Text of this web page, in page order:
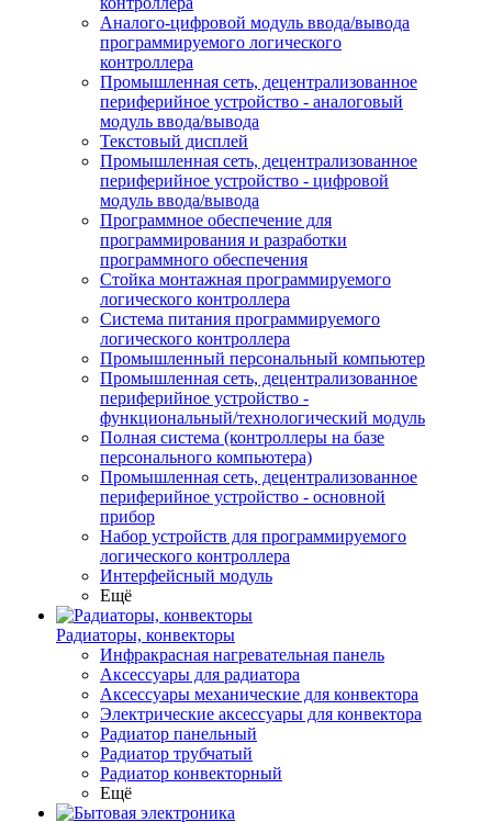
Аналого-цифровой модуль ввода/вывода
программируемого логического
контроллера
Промышленная сеть, децентрализованное
периферийное устройство - аналоговый
модуль ввода/вывода
Текстовый дисплей
Промышленная сеть, децентрализованное
периферийное устройство - цифровой
модуль ввода/вывода
Программное обеспечение для
программирования и разработки
программного обеспечения
Стойка монтажная программируемого
логического контроллера
Система питания программируемого
логического контроллера
Промышленный персональный компьютер
Промышленная сеть, децентрализованное
периферийное устройство -
функциональный/технологический модуль
Полная система (контроллеры на базе
персонального компьютера)
Промышленная сеть, децентрализованное
периферийное устройство - основной
прибор
Набор устройств для программируемого
логического контроллера
Интерфейсный модуль
Ещё
Радиаторы, конвекторы
Инфракрасная нагревательная панель
Аксессуары для радиатора
Аксессуары механические для конвектора
Электрические аксессуары для конвектора
Радиатор панельный
Радиатор трубчатый
Радиатор конвекторный
Ещё